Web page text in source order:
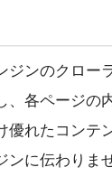
ジンのクロー
、各ページ
優れたコンテ
に伝わりま